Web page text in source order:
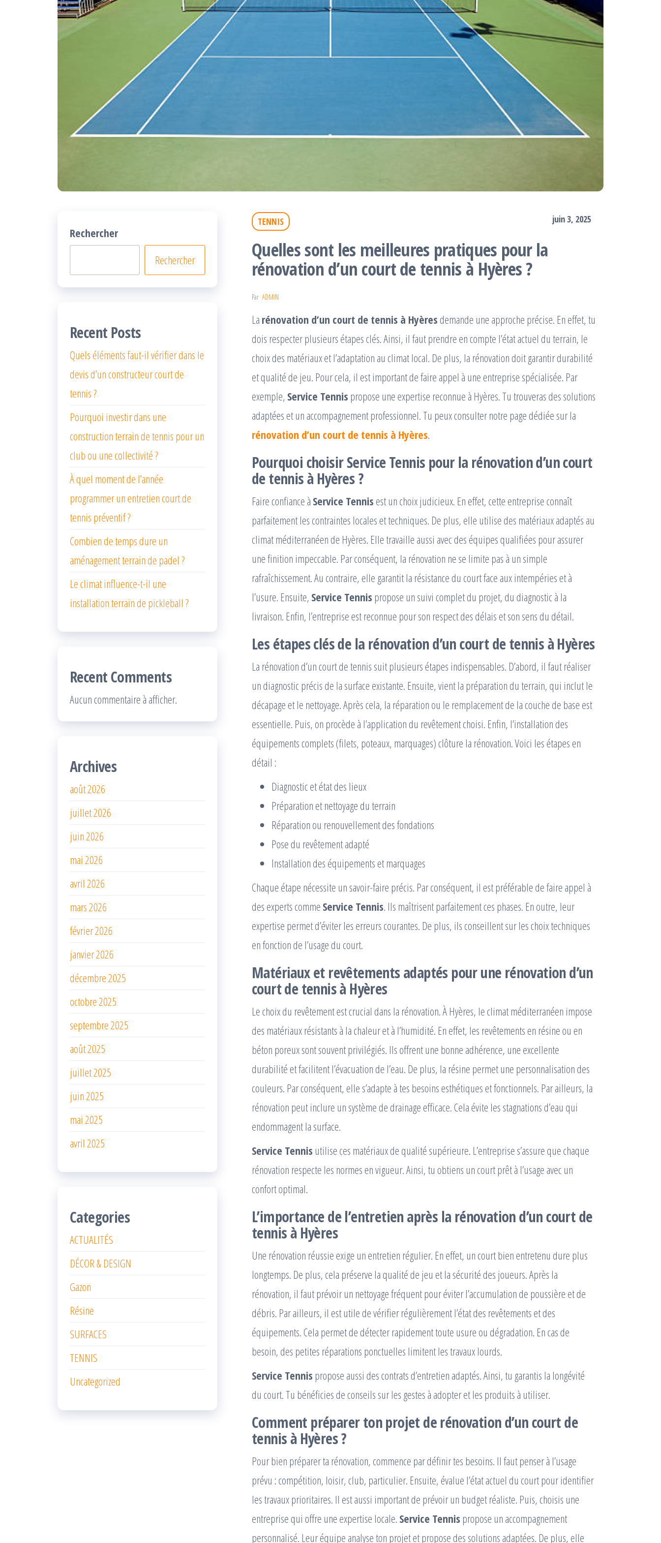
TENNIS juin 3, 2025
Quelles sont les meilleures pratiques pour la
rénovation d’un court de tennis à Hyères ?
Par ADMIN
La rénovation d’un court de tennis à Hyères demande une approche précise. En effet, tu
dois respecter plusieurs étapes clés. Ainsi, il faut prendre en compte l’état actuel du terrain, le
choix des matériaux et l’adaptation au climat local. De plus, la rénovation doit garantir durabilité
et qualité de jeu. Pour cela, il est important de faire appel à une entreprise spécialisée. Par
exemple, Service Tennis propose une expertise reconnue à Hyères. Tu trouveras des solutions
adaptées et un accompagnement professionnel. Tu peux consulter notre page dédiée sur la
rénovation d’un court de tennis à Hyères.
Pourquoi choisirService Tennis pour la rénovation d’un court
de tennis à Hyères?
Faire confiance à Service Tennis est un choix judicieux. En effet, cette entreprise connaît
parfaitement les contraintes locales et techniques. De plus, elle utilise des matériaux adaptés au
climat méditerranéen de Hyères. Elle travaille aussi avec des équipes qualifiées pour assurer
une finition impeccable. Par conséquent, la rénovation ne se limite pas à un simple
rafraîchissement. Au contraire, elle garantit la résistance du court face aux intempéries et à
l’usure. Ensuite, Service Tennis propose un suivi complet du projet, du diagnostic à la
livraison. Enfin, l’entreprise est reconnue pour son respect des délais et son sens du détail.
Les étapes clés de la rénovation d’un court de tennis à Hyères
La rénovation d’un court de tennis suit plusieurs étapes indispensables. D’abord, il faut réaliser
un diagnostic précis de la surface existante. Ensuite, vient la préparation du terrain, qui inclut le
décapage et le nettoyage. Après cela, la réparation ou le remplacement de la couche de base est
essentielle. Puis, on procède à l’application du revêtement choisi. Enfin, l’installation des
équipements complets (filets, poteaux, marquages) clôture la rénovation. Voici les étapes en
détail :
Diagnostic et état des lieux
Préparation et nettoyage du terrain
Réparation ou renouvellement des fondations
Pose du revêtement adapté
Installation des équipements et marquages
Chaque étape nécessite un savoir-faire précis. Par conséquent, il est préférable de faire appel à
des experts comme Service Tennis. Ils maîtrisent parfaitement ces phases. En outre, leur
expertise permet d’éviter les erreurs courantes. De plus, ils conseillent sur les choix techniques
en fonction de l’usage du court.
Matériaux et revêtements adaptés pour une rénovation d’un
court de tennis à Hyères
Le choix du revêtement est crucial dans la rénovation. À Hyères, le climat méditerranéen impose
des matériaux résistants à la chaleur et à l’humidité. En effet, les revêtements en résine ou en
béton poreux sont souvent privilégiés. Ils offrent une bonne adhérence, une excellente
durabilité et facilitent l’évacuation de l’eau. De plus, la résine permet une personnalisation des
couleurs. Par conséquent, elle s’adapte à tes besoins esthétiques et fonctionnels. Par ailleurs, la
rénovation peut inclure un système de drainage efficace. Cela évite les stagnations d’eau qui
endommagent la surface.
Service Tennis utilise ces matériaux de qualité supérieure. L’entreprise s’assure que chaque
rénovation respecte les normes en vigueur. Ainsi, tu obtiens un court prêt à l’usage avec un
confort optimal.
L’importance de l’entretien après la rénovation d’un court de
tennis à Hyères
Une rénovation réussie exige un entretien régulier. En effet, un court bien entretenu dure plus
longtemps. De plus, cela préserve la qualité de jeu et la sécurité des joueurs. Après la
rénovation, il faut prévoir un nettoyage fréquent pour éviter l’accumulation de poussière et de
débris. Par ailleurs, il est utile de vérifier régulièrement l’état des revêtements et des
équipements. Cela permet de détecter rapidement toute usure ou dégradation. En cas de
besoin, des petites réparations ponctuelles limitent les travaux lourds.
Service Tennis propose aussi des contrats d’entretien adaptés. Ainsi, tu garantis la longévité
du court. Tu bénéficies de conseils sur les gestes à adopter et les produits à utiliser.
Comment préparer ton projet derénovation d’un court de
tennis à Hyères?
Pour bien préparer ta rénovation, commence par définir tes besoins. Il faut penser à l’usage
prévu : compétition, loisir, club, particulier. Ensuite, évalue l’état actuel du court pour identifier
les travaux prioritaires. Il est aussi important de prévoir un budget réaliste. Puis, choisis une
entreprise qui offre une expertise locale. Service Tennis propose un accompagnement
personnalisé. Leur équipe analyse ton projet et propose des solutions adaptées. De plus, elle
Rechercher
Rechercher
Recent Posts
Quels éléments faut-il vérifier dans le
devis d’un constructeur court de
tennis ?
Pourquoi investir dans une
construction terrain de tennis pour un
club ou une collectivité ?
À quel moment de l’année
programmer un entretien court de
tennis préventif ?
Combien de temps dure un
aménagement terrain de padel ?
Le climat influence-t-il une
installation terrain de pickleball ?
Recent Comments
Aucun commentaire à afficher.
Archives
août 2026
juillet 2026
juin 2026
mai 2026
avril 2026
mars 2026
février 2026
janvier 2026
décembre 2025
octobre 2025
septembre 2025
août 2025
juillet 2025
juin 2025
mai 2025
avril 2025
Categories
ACTUALITÉS
DÉCOR & DESIGN
Gazon
Résine
SURFACES
TENNIS
Uncategorized